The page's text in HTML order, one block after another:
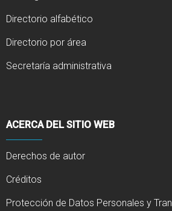
Directorio alfabético
Directorio por área
Secretaría administrativa
ACERCA DEL SITIO WEB
Derechos de autor
Créditos
Protección de Datos Personales y